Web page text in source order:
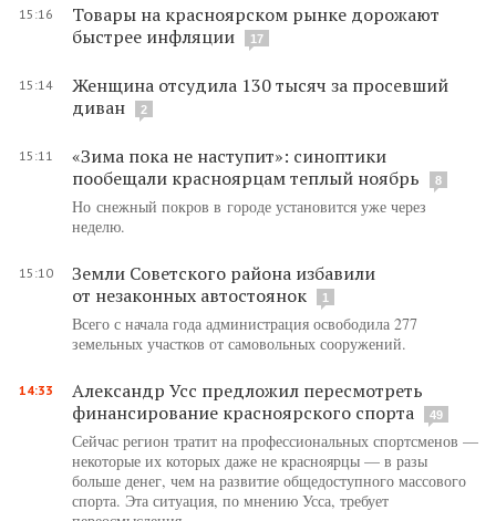
15:16
Товары на красноярском рынке дорожают
быстрее инфляции
17
15:14
Женщина отсудила 130 тысяч за просевший
диван
2
15:11
«Зима пока не наступит»: синоптики
пообещали красноярцам теплый ноябрь
8
Но снежный покров в городе установится уже через
неделю.
15:10
Земли Советского района избавили
от незаконных автостоянок
1
Всего с начала года администрация освободила 277
земельных участков от самовольных сооружений.
14:33
Александр Усс предложил пересмотреть
финансирование красноярского спорта
49
Сейчас регион тратит на профессиональных спортсменов —
некоторые их которых даже не красноярцы — в разы
больше денег, чем на развитие общедоступного массового
спорта. Эта ситуация, по мнению Усса, требует